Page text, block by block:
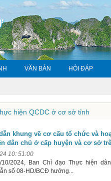
VĂN BẢN HỎI ĐÁP
hiện QCDC ở cơ sở tỉnh
khung về cơ cấu tổ chức và
dân chủ ở cấp huyện và cơ sở
10: 51:00
10/2024, Ban Chỉ đạo Thực hiện
số 08-HD/BCĐ hướng...